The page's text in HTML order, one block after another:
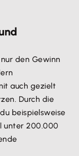
den Gewinn
auch gezielt
Durch die
beispielsweise
unter 200.000